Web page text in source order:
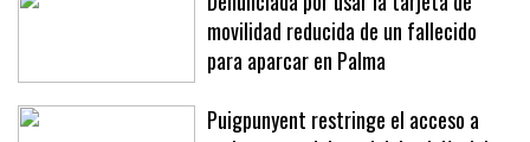
Denunciada por usar la tarjeta de
movilidad reducida de un fallecido
para aparcar en Palma